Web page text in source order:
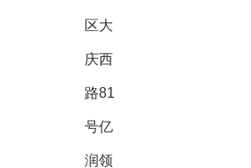
区大
庆西
路81
号亿
润领